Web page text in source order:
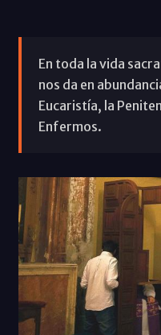
En toda la vida
nos da en
Eucaristía, la
Enfermos.